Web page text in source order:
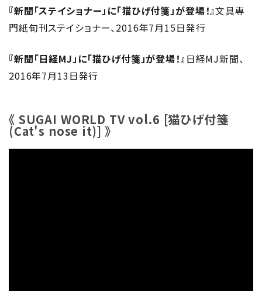
『新聞「ステイショナー」に「猫ひげ付箋」が登場！』文具専
門紙旬刊ステイショナー、2016年7月15日発行
『新聞「日経MJ」に「猫ひげ付箋」が登場！』 日経MJ新聞、
2016年7月13日発行
《 SUGAI WORLD TV vol.6 [猫ひげ付箋
(Cat's nose it)] 》